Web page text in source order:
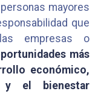
mayores
que
empresas o
más
económico,
y el bienestar